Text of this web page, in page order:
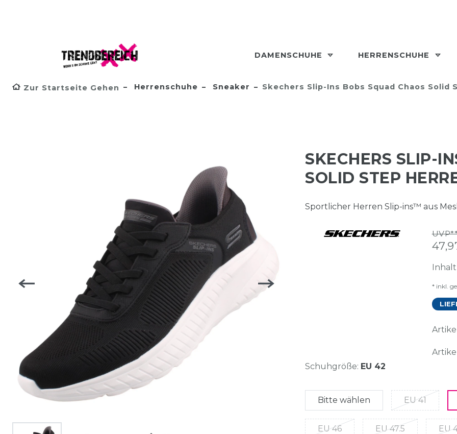
DAMENSCHUHE HERRENSCHUHE
Zur Startseite Gehen Herrenschuhe Sneaker Skechers Slip-Ins Bobs Squad Chaos Solid
SKECHERS SLIP-
SOLID STEP
Sportlicher Herren Slip-ins™ aus
* inkl.
Schuhgröße: EU 42
Bitte wählen EU 41
EU 46 EU 47.5 EU